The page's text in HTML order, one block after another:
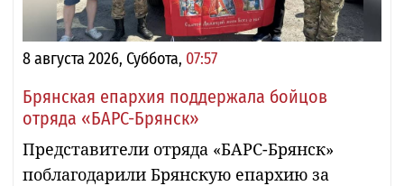
8 августа 2026, Суббота, 07:57
Брянская епархия поддержала бойцов
отряда «БАРС-Брянск»
Представители отряда «БАРС-Брянск»
поблагодарили Брянскую епархию за